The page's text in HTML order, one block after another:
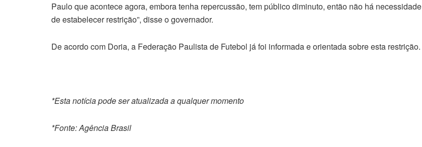
Paulo que acontece agora, embora tenha repercussão, tem público diminuto, então não há necessidade
de estabelecer restrição”, disse o governador.
De acordo com Doria, a Federação Paulista de Futebol já foi informada e orientada sobre esta restrição.
*Esta notícia pode ser atualizada a qualquer momento
*Fonte: Agência Brasil